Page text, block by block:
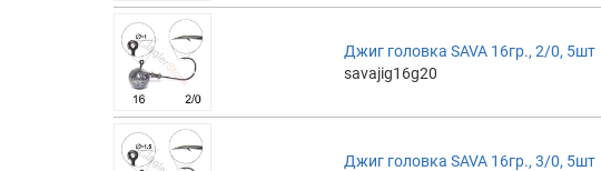
Джиг головка SAVA 16гр., 2/0, 5шт
savajig16g20
Джиг головка SAVA 16гр., 3/0, 5шт